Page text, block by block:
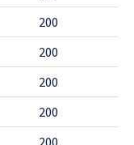
200
200
200
200
200